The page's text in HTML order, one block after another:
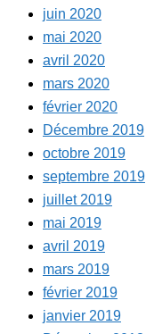
juin 2020
mai 2020
avril 2020
mars 2020
février 2020
Décembre 2019
octobre 2019
septembre 2019
juillet 2019
mai 2019
avril 2019
mars 2019
février 2019
janvier 2019